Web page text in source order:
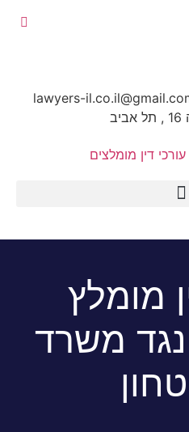
lawyers-
משרד